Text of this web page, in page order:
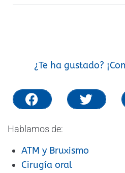
¿Te ha gustado?
Hablamos de:
ATM y Bruxismo
Cirugía oral